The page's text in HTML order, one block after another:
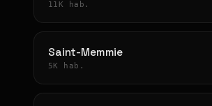
11K hab.
Saint-Memmie
5K hab.